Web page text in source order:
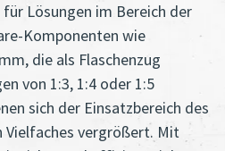
für Lösungen im Bereich der
Komponenten wie
die als Flaschenzug
von 1:3, 1:4 oder 1:5
sich der Einsatzbereich des
Vielfaches vergrößert. Mit